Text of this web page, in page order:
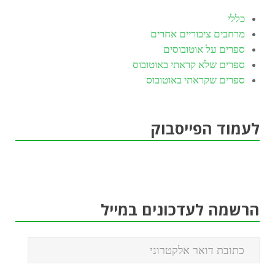
כללי
מרחבים ציבוריים אחרים
ספרים על אוטובוסים
ספרים שלא קראתי באוטובוס
ספרים שקראתי באוטובוס
לעמוד הפייסבוק
הרשמה לעדכונים במייל